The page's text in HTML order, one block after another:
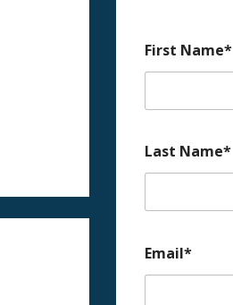
First Name*
Last Name*
Email*